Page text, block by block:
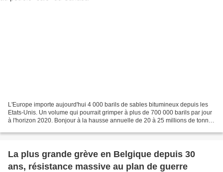
L'Europe importe aujourd'hui 4 000 barils de sables bitumineux depuis les
Etats-Unis. Un volume qui pourrait grimper à plus de 700 000 barils par jour
à l'horizon 2020. Bonjour à la hausse annuelle de 20 à 25 millions de tonnes
La plus grande grève en Belgique depuis 30
ans, résistance massive au plan de guerre